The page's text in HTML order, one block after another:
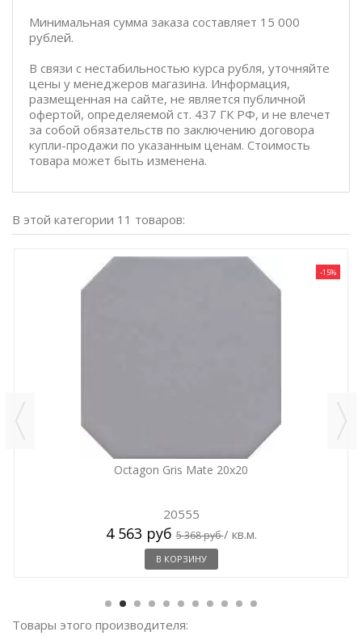
Минимальная сумма заказа составляет 15 000
рублей.
В связи с нестабильностью курса рубля, уточняйте
цены у менеджеров магазина. Информация,
размещенная на сайте, не является публичной
офертой, определяемой ст. 437 ГК РФ, и не влечет
за собой обязательств по заключению договора
купли-продажи по указанным ценам. Стоимость
товара может быть изменена.
В этой категории 11 товаров:
-15%
Octagon Gris Mate 20x20
20555
4 563 руб5 368 руб/ кв.м.
В КОРЗИНУ
Товары этого производителя: